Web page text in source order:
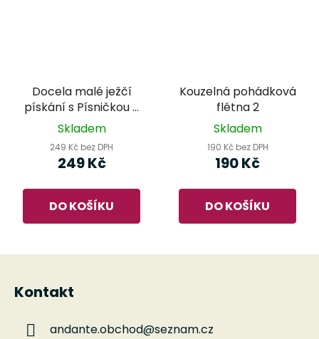
Docela malé ježčí
pískání s Písničkou a
Fučílkem - Vlasta
Nesvadba
Skladem
249 Kč bez DPH
249 Kč
DO KOŠÍKU
Kouzelná pohádková
flétna 2
Skladem
190 Kč bez DPH
190 Kč
DO KOŠÍKU
Kontakt
andante.obchod@seznam.cz